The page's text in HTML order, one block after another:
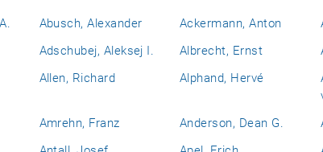
Abusch, Alexander Ackermann, Anton
Adschubej, Aleksej I. Albrecht, Ernst
Allen, Richard Alphand, Hervé
Amrehn, Franz Anderson, Dean G.